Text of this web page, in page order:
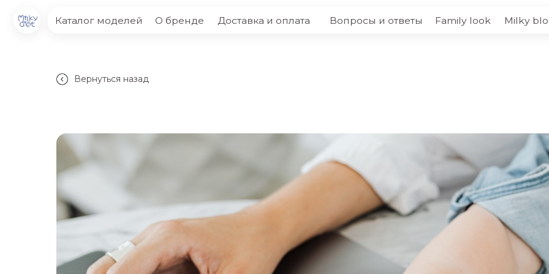
Каталог моделей О бренде Доставка и оплата Вопросы и ответы Family look Milky blog Контакты
Вернуться назад